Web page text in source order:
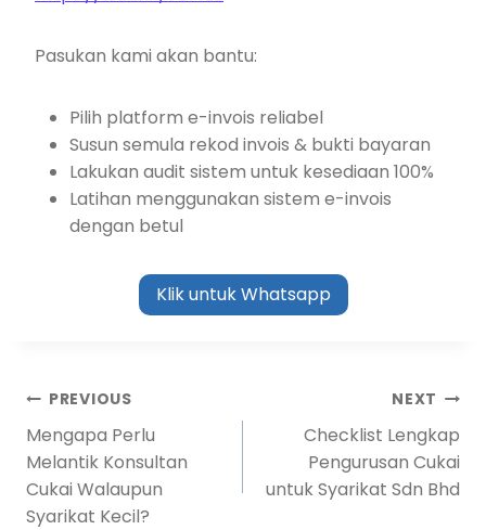
Pasukan kami akan bantu:
Pilih platform e-invois reliabel
Susun semula rekod invois & bukti bayaran
Lakukan audit sistem untuk kesediaan 100%
Latihan menggunakan sistem e-invois
dengan betul
Klik untuk Whatsapp
PREVIOUS
Mengapa Perlu
Melantik Konsultan
Cukai Walaupun
Syarikat Kecil?
NEXT
Checklist Lengkap
Pengurusan Cukai
untuk Syarikat Sdn Bhd